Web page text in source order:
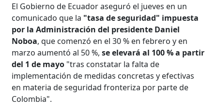
El Gobierno de Ecuador aseguró el jueves en un
comunicado que la "tasa de seguridad" impuesta
por la Administración del presidente Daniel
Noboa, que comenzó en el 30 % en febrero y en
marzo aumentó al 50 %,se elevará al 100 % a partir
del 1 de mayo "tras constatar la falta de
implementación de medidas concretas y efectivas
en materia de seguridad fronteriza por parte de
Colombia".